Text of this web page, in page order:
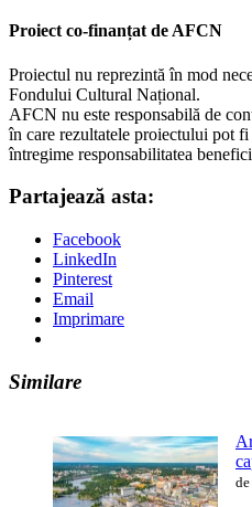
Proiect co-finanțat de AFCN
Proiectul nu reprezintă în mod
Fondului Cultural Național.
AFCN nu este responsabilă de
în care rezultatele proiectului pot
întregime responsabilitatea
Partajează asta:
Facebook
LinkedIn
Pinterest
Email
Imprimare
Similare
de